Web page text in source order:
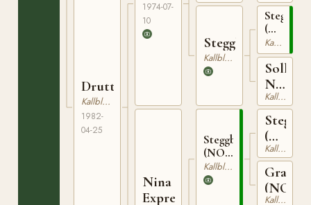
Druttina
Kallblodig Travare
1982-
04-25
1974-07-
10
Nina
Express
Steggklara
Kallblodig Travare
Steggbest
(NO)
T-233Kallblodig Travare
Steggbest
(NO)
T-
233
Kallblodig Travare
NT
152Kallblodig Travare
Stegg
(NO)
T-
169
Kallblodig Travare
Grasiös
(NO)
Kallblodig Travare